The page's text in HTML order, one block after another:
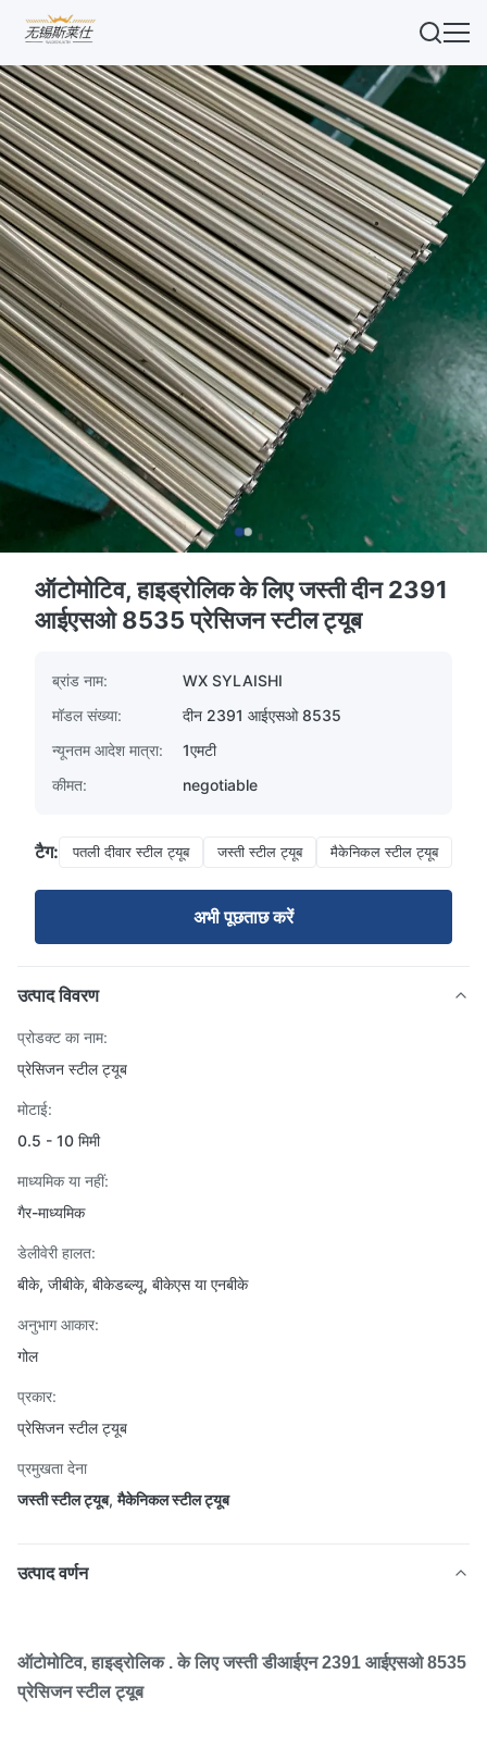
ऑटोमोटिव, हाइड्रोलिक के लिए जस्ती दीन 2391
आईएसओ 8535 प्रेसिजन स्टील ट्यूब
ब्रांड नाम:
WX SYLAISHI
मॉडल संख्या:
दीन 2391 आईएसओ 8535
न्यूनतम आदेश मात्रा:
1एमटी
कीमत:
negotiable
टैग: पतली दीवार स्टील ट्यूब जस्ती स्टील ट्यूब मैकेनिकल स्टील ट्यूब
अभी पूछताछ करें
उत्पाद विवरण
प्रोडक्ट का नाम:
प्रेसिजन स्टील ट्यूब
मोटाई:
0.5 - 10 मिमी
माध्यमिक या नहीं:
गैर-माध्यमिक
डेलीवेरी हालत:
बीके, जीबीके, बीकेडब्ल्यू, बीकेएस या एनबीके
अनुभाग आकार:
गोल
प्रकार:
प्रेसिजन स्टील ट्यूब
प्रमुखता देना
जस्ती स्टील ट्यूब,मैकेनिकल स्टील ट्यूब
उत्पाद वर्णन
ऑटोमोटिव, हाइड्रोलिक . के लिए जस्ती डीआईएन 2391 आईएसओ 8535
प्रेसिजन स्टील ट्यूब